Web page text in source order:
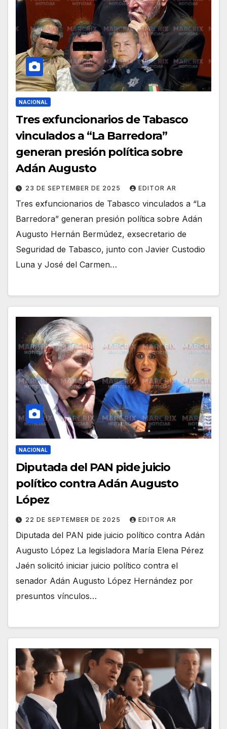
NACIONAL
Tres exfuncionarios de Tabasco
vinculados a “La Barredora”
generan presión política sobre
Adán Augusto
23 DE SEPTEMBER DE 2025 EDITOR AR
Tres exfuncionarios de Tabasco vinculados a “La
Barredora” generan presión política sobre Adán
Augusto Hernán Bermúdez, exsecretario de
Seguridad de Tabasco, junto con Javier Custodio
Luna y José del Carmen…
NACIONAL
Diputada del PAN pide juicio
político contra Adán Augusto
López
22 DE SEPTEMBER DE 2025 EDITOR AR
Diputada del PAN pide juicio político contra Adán
Augusto López La legisladora María Elena Pérez
Jaén solicitó iniciar juicio político contra el
senador Adán Augusto López Hernández por
presuntos vínculos…